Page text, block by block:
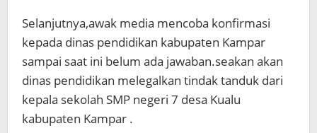
Selanjutnya,awak media mencoba konfirmasi
kepada dinas pendidikan kabupaten Kampar
sampai saat ini belum ada jawaban.seakan akan
dinas pendidikan melegalkan tindak tanduk dari
kepala sekolah SMP negeri 7 desa Kualu
kabupaten Kampar .